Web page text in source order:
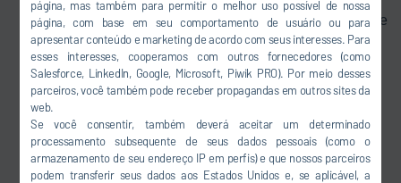
página, mas também para permitir o melhor uso possível de nossa
página, com base em seu comportamento de usuário ou para
apresentar conteúdo e marketing de acordo com seus interesses. Para
esses interesses, cooperamos com outros fornecedores (como
Salesforce, LinkedIn, Google, Microsoft, Piwik PRO). Por meio desses
parceiros, você também pode receber propagandas em outros sites da
web.
Se você consentir, também deverá aceitar um determinado
processamento subsequente de seus dados pessoais (como o
armazenamento de seu endereço IP em perfis) e que nossos parceiros
podem transferir seus dados aos Estados Unidos e, se aplicável, a
Know-how abrangente de processos e tecnologias de
altíssima qualidade:
Simulação e planejamento de CFD
Cabines de pintura e aplicações com robôs
Sistemas de secagem
Equipamento de transporte
Soluções de software personalizadas para a